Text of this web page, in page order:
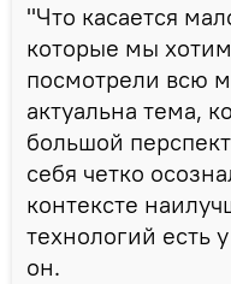
"Что касается
которые мы
посмотрели всю
актуальна тема,
большой
себя четко
контексте
технологий есть
он.